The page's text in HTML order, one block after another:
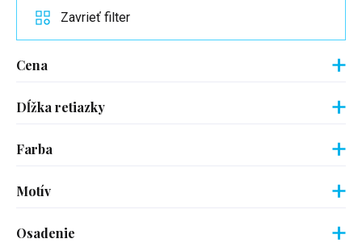
Zavrieť filter
Cena
Dĺžka retiazky
Farba
Motív
Osadenie